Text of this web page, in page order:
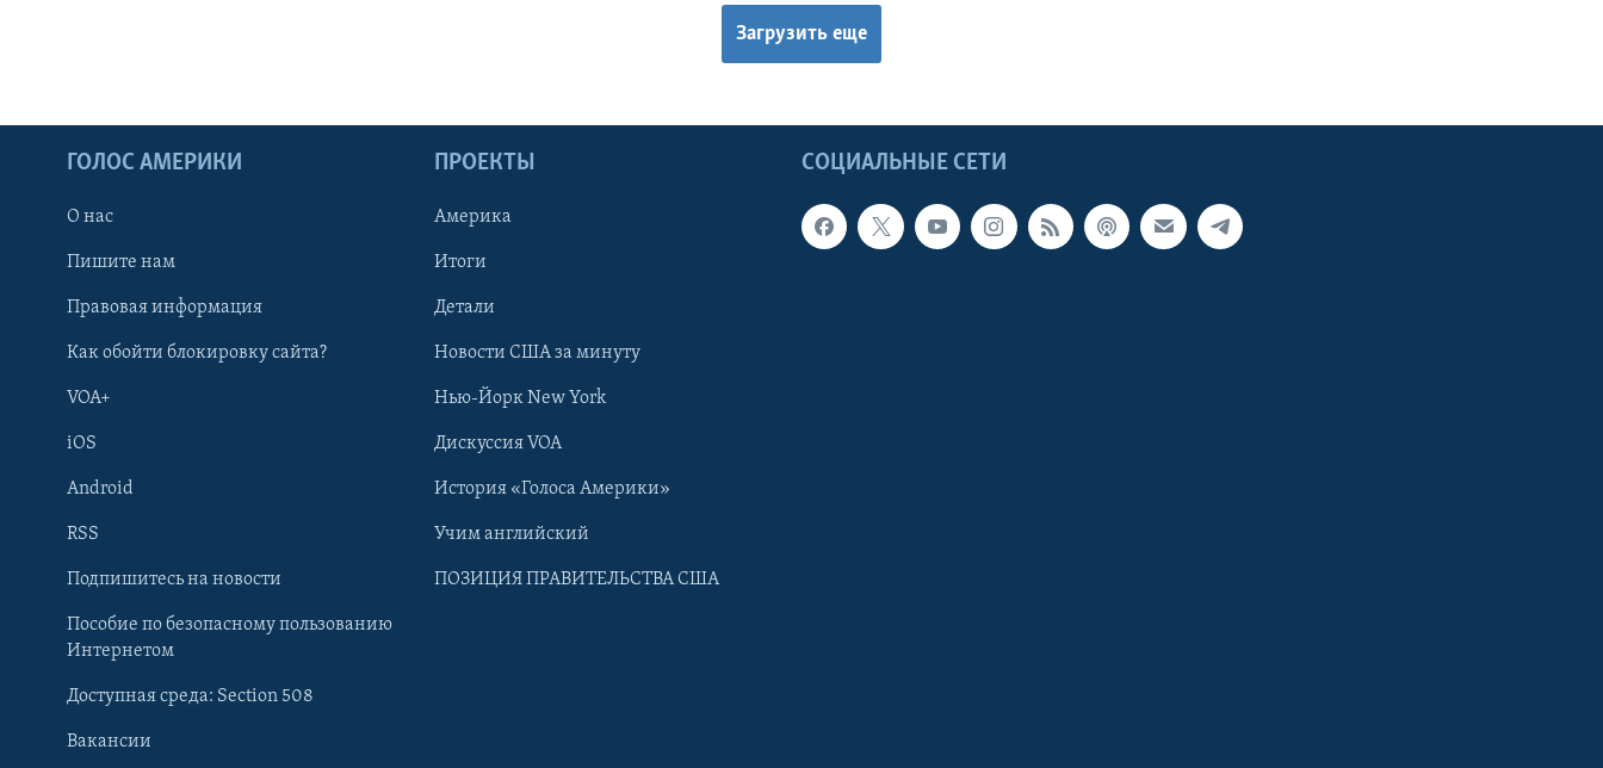
Learning English
Загрузить еще
СОЦИАЛЬНЫЕ СЕТИ
ГОЛОС АМЕРИКИ
О нас
Пишите нам
Правовая информация
Как обойти блокировку сайта?
VOA+
iOS
Android
RSS
Подпишитесь на новости
Пособие по безопасному пользованию
Интернетом
Доступная среда: Section 508
Вакансии
ПРОЕКТЫ
Америка
Итоги
Детали
Новости США за минуту
Нью-Йорк New York
Дискуссия VOA
История «Голоса Америки»
Учим английский
ПОЗИЦИЯ ПРАВИТЕЛЬСТВА США